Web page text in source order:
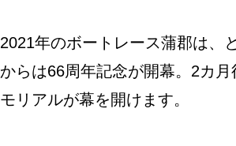
2021年のボートレース蒲郡は、
からは66周年記念が開幕。2カ
モリアルが幕を開けます。